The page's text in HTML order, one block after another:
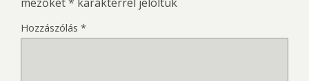
mezőket* karakterrel jelöltük
Hozzászólás *